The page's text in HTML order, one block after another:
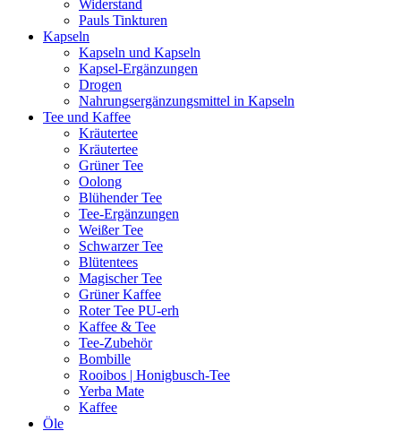
Widerstand
Pauls Tinkturen
Kapseln
Kapseln und Kapseln
Kapsel-Ergänzungen
Drogen
Nahrungsergänzungsmittel in Kapseln
Tee und Kaffee
Kräutertee
Kräutertee
Grüner Tee
Oolong
Blühender Tee
Tee-Ergänzungen
Weißer Tee
Schwarzer Tee
Blütentees
Magischer Tee
Grüner Kaffee
Roter Tee PU-erh
Kaffee & Tee
Tee-Zubehör
Bombille
Rooibos | Honigbusch-Tee
Yerba Mate
Kaffee
Öle